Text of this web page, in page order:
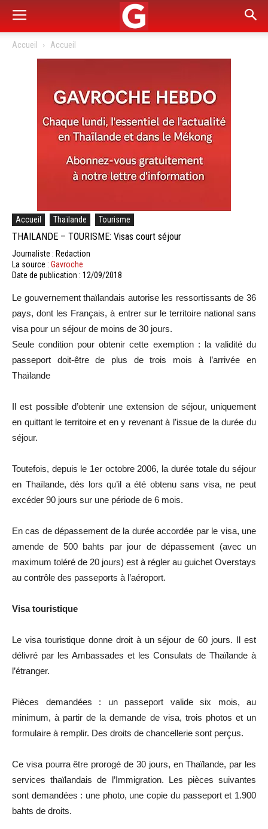
Accueil Accueil
Accueil Thaïlande Tourisme
THAILANDE – TOURISME: Visas court séjour
Journaliste : Redaction
La source : Gavroche
Date de publication : 12/09/2018
Le gouvernement thaïlandais autorise les ressortissants de 36
pays, dont les Français, à entrer sur le territoire national sans
visa pour un séjour de moins de 30 jours.
Seule condition pour obtenir cette exemption : la validité du
passeport doit-être de plus de trois mois à l’arrivée en
Thaïlande
Il est possible d’obtenir une extension de séjour, uniquement
en quittant le territoire et en y revenant à l’issue de la durée du
séjour.
Toutefois, depuis le 1er octobre 2006, la durée totale du séjour
en Thaïlande, dès lors qu’il a été obtenu sans visa, ne peut
excéder 90 jours sur une période de 6 mois.
En cas de dépassement de la durée accordée par le visa, une
amende de 500 bahts par jour de dépassement (avec un
maximum toléré de 20 jours) est à régler au guichet Overstays
au contrôle des passeports à l’aéroport.
Visa touristique
Le visa touristique donne droit à un séjour de 60 jours. Il est
délivré par les Ambassades et les Consulats de Thaïlande à
l’étranger.
Pièces demandées : un passeport valide six mois, au
minimum, à partir de la demande de visa, trois photos et un
formulaire à remplir. Des droits de chancellerie sont perçus.
Ce visa pourra être prorogé de 30 jours, en Thaïlande, par les
services thaïlandais de l’Immigration. Les pièces suivantes
sont demandées : une photo, une copie du passeport et 1.900
bahts de droits.